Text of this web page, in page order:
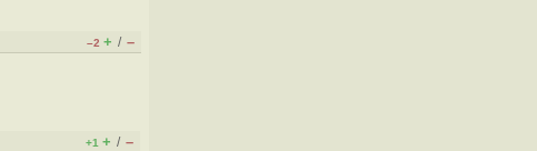
–2 + / –
+1 + / –